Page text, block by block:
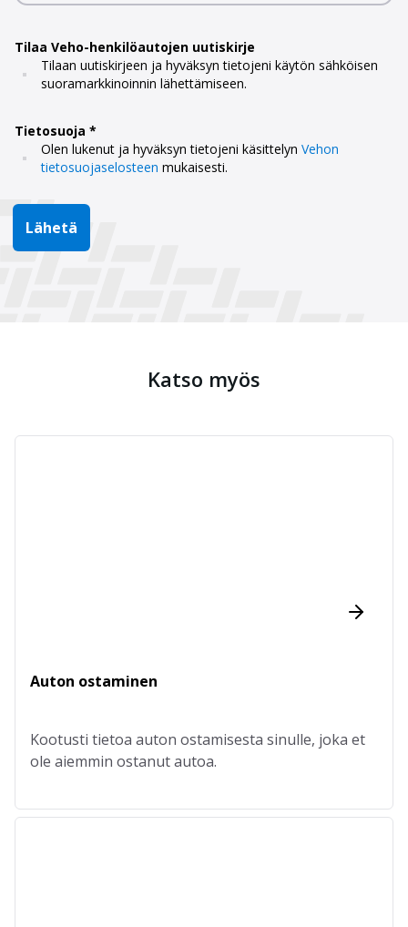
Tilaa Veho-henkilöautojen uutiskirje
Tilaan uutiskirjeen ja hyväksyn tietojeni käytön sähköisen
suoramarkkinoinnin lähettämiseen.
Tietosuoja
Olen lukenut ja hyväksyn tietojeni käsittelyn Vehon
tietosuojaselosteen mukaisesti.
Lähetä
Katso myös
Auton ostaminen
Kootusti tietoa auton ostamisesta sinulle, joka et
ole aiemmin ostanut autoa.